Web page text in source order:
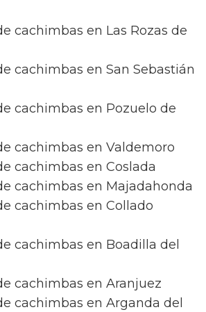
cachimbas en Las Rozas de
cachimbas en San Sebastián
cachimbas en Pozuelo de
cachimbas en Valdemoro
cachimbas en Coslada
cachimbas en Majadahonda
cachimbas en Collado
cachimbas en Boadilla del
cachimbas en Aranjuez
cachimbas en Arganda del